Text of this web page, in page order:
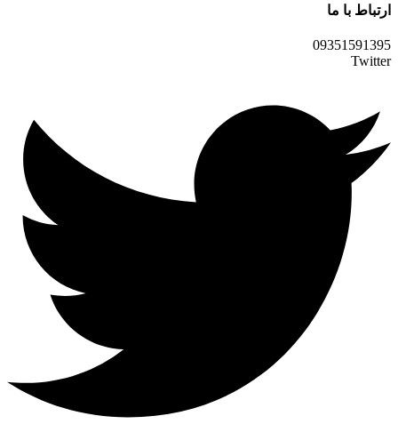
ارتباط با ما
09351591395
Twitter